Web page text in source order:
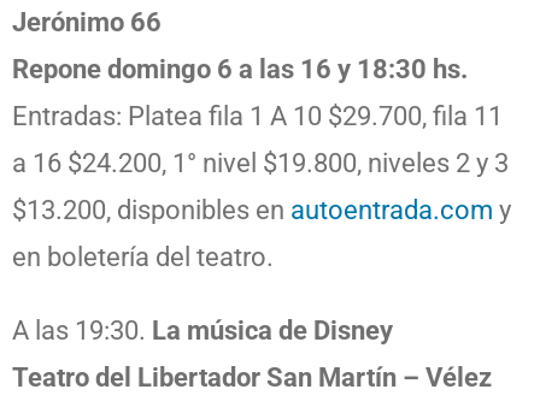
Jerónimo 66
Repone domingo 6 a las 16 y 18:30 hs.
Entradas: Platea fila 1 A 10 $29.700, fila 11
a 16 $24.200, 1° nivel $19.800, niveles 2 y 3
$13.200, disponibles en autoentrada.com y
en boletería del teatro.
A las 19:30. La música de Disney
Teatro del Libertador San Martín – Vélez